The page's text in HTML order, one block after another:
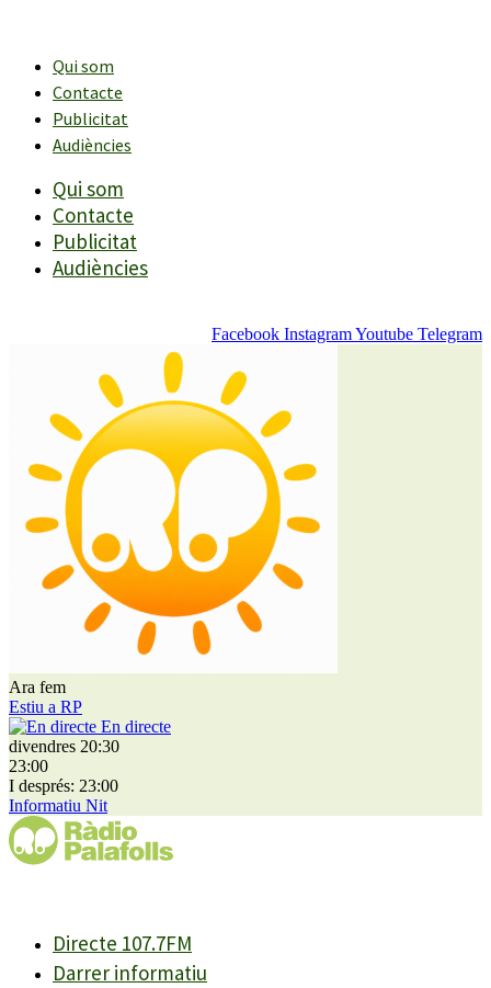
contingutQui som
Contacte
Publicitat
Audiències
Qui som
Contacte
Publicitat
Audiències
Facebook InstagramYoutube Telegram
Ara fem
Estiu a RP
En directe
divendres 20:30
23:00
I després: 23:00
Informatiu Nit
Directe 107.7FM
Darrer informatiu